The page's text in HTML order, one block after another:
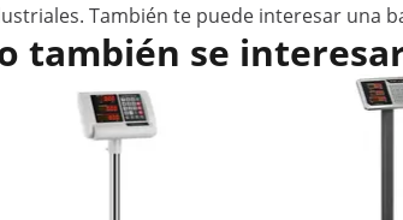
También te puede interesar una
también se